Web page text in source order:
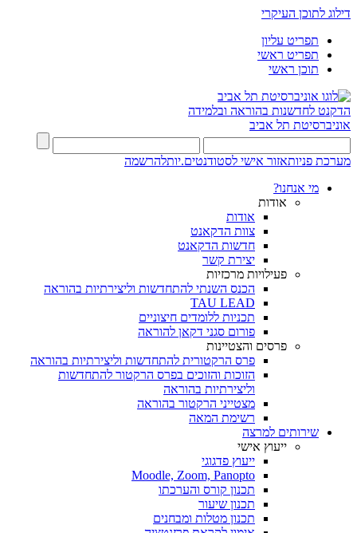
דילוג לתוכן העיקרי
תפריט עליון
תפריט ראשי
תוכן ראשי
הדקנט לחדשנות בהוראה ובלמידה
אוניברסיטת תל אביב
מערכת פניותאזור אישי לסטודנטים.יותלהרשמה
מי אנחנו?
אודות
אודות
צוות הדקאנט
חדשות הדקאנט
יצירת קשר
פעילויות מרכזיות
הכנס השנתי להתחדשות וליצירתיות בהוראה
TAU LEAD
תכניות ללומדים חיצוניים
פורום סגני דקאן להוראה
פרסים והצטיינות
פרס הרקטורית להתחדשות וליצירתיות בהוראה
הזוכות והזוכים בפרס הרקטור להתחדשות
וליצירתיות בהוראה
מצטייני הרקטור בהוראה
רשימת המאה
שירותים למרצה
ייעוץ אישי
ייעוץ פדגוגי
Moodle, Zoom, Panopto
תכנון קורס והערכתו
תכנון שיעור
תכנון מטלות ומבחנים